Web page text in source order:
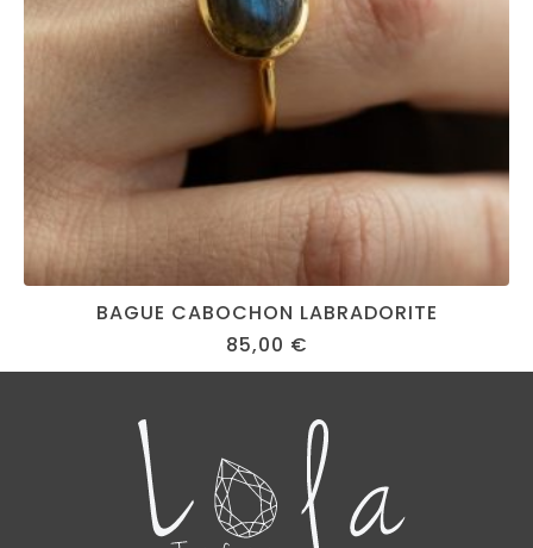
BAGUE CABOCHON LABRADORITE
85,00 €